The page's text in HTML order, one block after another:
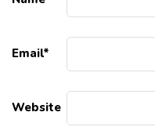
Email*
Website